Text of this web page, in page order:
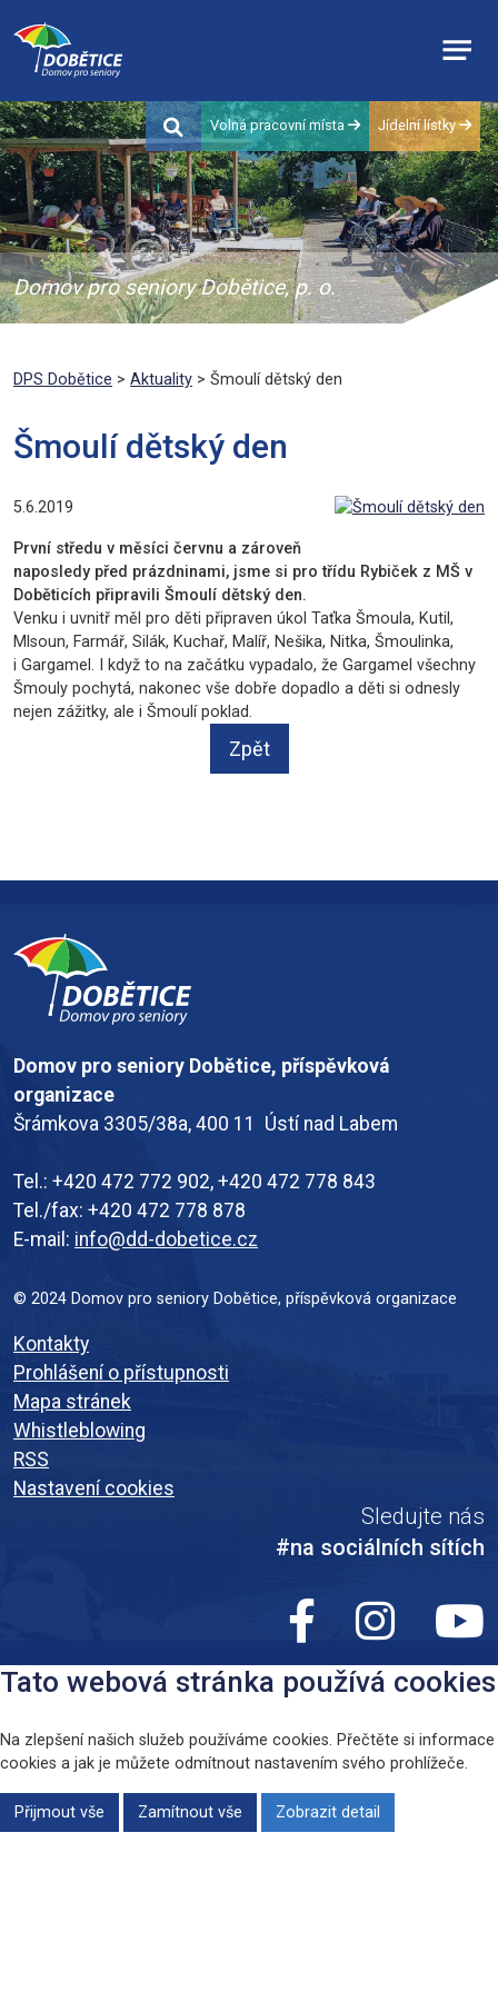
Volná pracovní místa Jídelní lístky
Domov pro seniory Dobětice, p. o.
DPS Dobětice > Aktuality > Šmoulí dětský den
Šmoulí dětský den
5.6.2019
První středu v měsíci červnu a zároveň
naposledy před prázdninami, jsme si pro třídu Rybiček z MŠ v
Doběticích připravili Šmoulí dětský den.
Venku i uvnitř měl pro děti připraven úkol Taťka Šmoula, Kutil,
Mlsoun, Farmář, Silák, Kuchař, Malíř, Nešika, Nitka, Šmoulinka,
i Gargamel. I když to na začátku vypadalo, že Gargamel všechny
Šmouly pochytá, nakonec vše dobře dopadlo a děti si odnesly
nejen zážitky, ale i Šmoulí poklad.
Zpět
Domov pro seniory Dobětice, příspěvková
organizace
Šrámkova 3305/38a, 400 11 Ústí nad Labem
Tel.: +420 472 772 902, +420 472 778 843
Tel./fax: +420 472 778 878
E-mail: info@dd-dobetice.cz
© 2024 Domov pro seniory Dobětice, příspěvková organizace
Kontakty
Prohlášení o přístupnosti
Mapa stránek
Whistleblowing
RSS
Nastavení cookies
Sledujte nás
#na sociálních sítích
Tato webová stránka používá cookies
Na zlepšení našich služeb používáme cookies. Přečtěte si
cookies a jak je můžete odmítnout nastavením svého prohlížeče.
Přijmout vše Zamítnout vše Zobrazit detail